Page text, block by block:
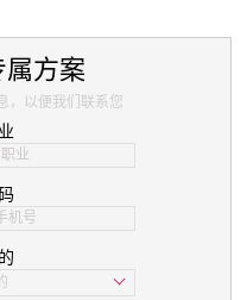
属方案
，以便我们联系您